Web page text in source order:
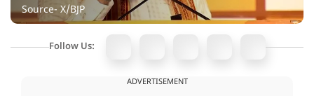
Source- X/BJP
Follow Us:
ADVERTISEMENT